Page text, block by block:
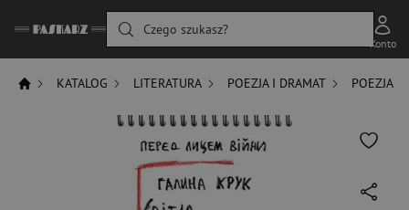
Czego szukasz?
Konto
KATALOG LITERATURA POEZJA I DRAMAT POEZJA